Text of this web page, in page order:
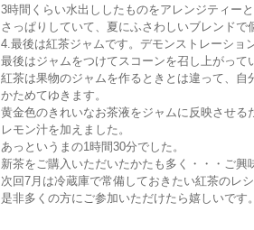
3時間くらい水出ししたものをアレンジティー
さっぱりしていて、夏にふさわしいブレンドで
4.最後は紅茶ジャムです。デモンストレーショ
最後はジャムをつけてスコーンを召し上がって
紅茶は果物のジャムを作るときとは違って、
かためてゆきます。
黄金色のきれいなお茶液をジャムに反映させる
レモン汁を加えました。
あっというまの1時間30分でした。
新茶をご購入いただいたかたも多く・・・ご興
次回7月は冷蔵庫で常備しておきたい紅茶のレ
是非多くの方にご参加いただけたら嬉しいです。